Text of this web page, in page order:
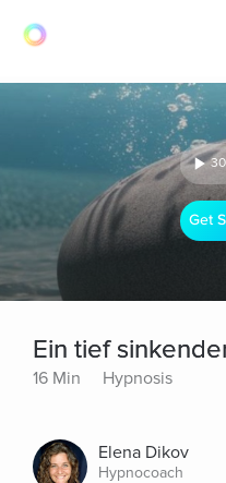
Get
Ein tief
16 Min Hypnosis
Elena Dikov
Hypnocoach